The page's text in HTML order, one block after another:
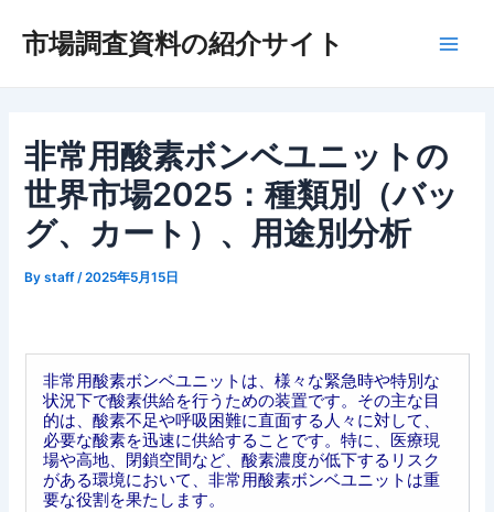
市場調査資料の紹介サイト
非常用酸素ボンベユニットの
世界市場2025：種類別（バッ
グ、カート）、用途別分析
Bystaff /2025年5月15日
非常用酸素ボンベユニットは、様々な緊急時や特別な
状況下で酸素供給を行うための装置です。その主な目
的は、酸素不足や呼吸困難に直面する人々に対して、
必要な酸素を迅速に供給することです。特に、医療現
場や高地、閉鎖空間など、酸素濃度が低下するリスク
がある環境において、非常用酸素ボンベユニットは重
要な役割を果たします。